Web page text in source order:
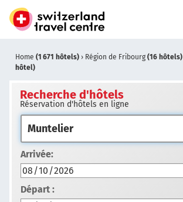
Home (1 671 hôtels) › Région de Fribourg (16 hôtels)
hôtel)
Recherche d'hôtels
Réservation d'hôtels en ligne
Arrivée:
Départ :